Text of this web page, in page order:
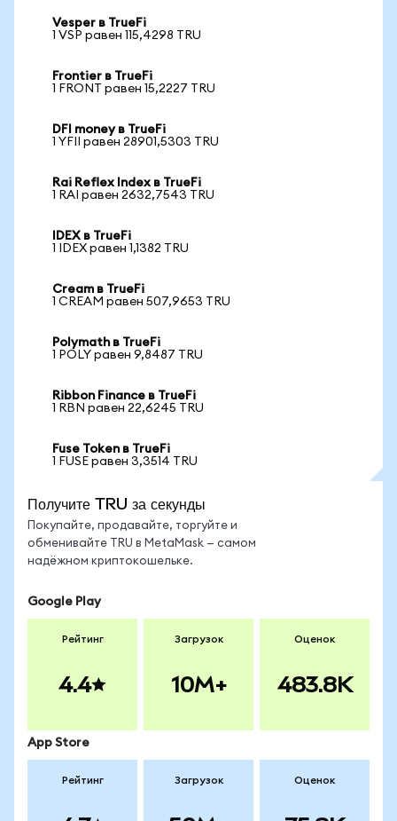
Vesper в TrueFi
1 VSP равен 115,4298 TRU
Frontier в TrueFi
1 FRONT равен 15,2227 TRU
DFI money в TrueFi
1 YFII равен 28901,5303 TRU
Rai Reflex Index в TrueFi
1 RAI равен 2632,7543 TRU
IDEX в TrueFi
1 IDEX равен 1,1382 TRU
Cream в TrueFi
1 CREAM равен 507,9653 TRU
Polymath в TrueFi
1 POLY равен 9,8487 TRU
Ribbon Finance в TrueFi
1 RBN равен 22,6245 TRU
Fuse Token в TrueFi
1 FUSE равен 3,3514 TRU
Получите TRU за секунды
Покупайте, продавайте, торгуйте и
обменивайте TRU в MetaMask — самом
надёжном криптокошельке.
Google Play
Рейтинг
4.4
Загрузок
10M+
Оценок
483.8K
App Store
Рейтинг Загрузок Оценок